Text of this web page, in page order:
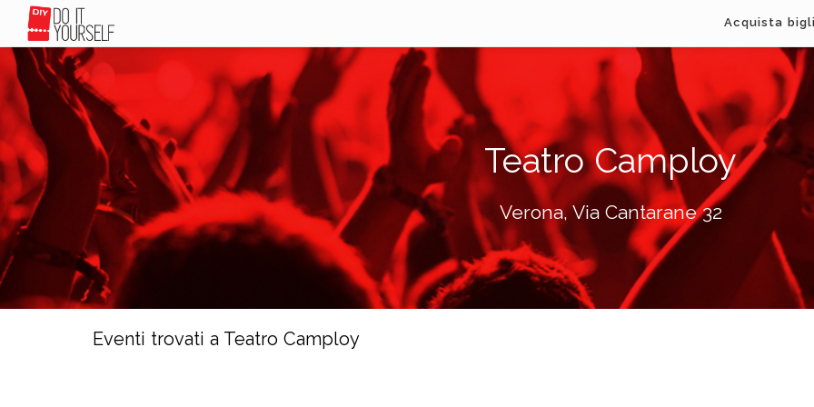
Acquista
Teatro Camploy
Verona, Via Cantarane 32
Eventi trovati a Teatro Camploy